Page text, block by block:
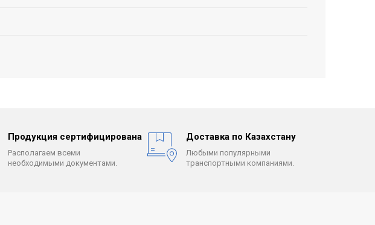
Продукция сертифицирована
Располагаем всеми
необходимыми документами.
Доставка по Казахстану
Любыми популярными
транспортными компаниями.